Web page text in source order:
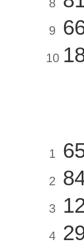
8
9
10
1
2
3
4